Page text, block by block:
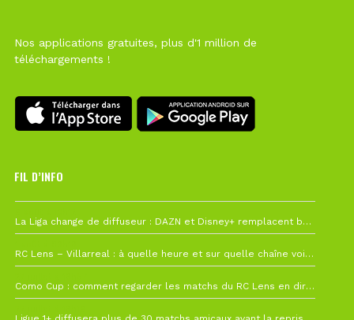
Nos applications gratuites, plus d'1 million de
téléchargements !
FIL D’INFO
La Liga change de diffuseur : DAZN et Disney+ remplacent beIN Sports !
RC Lens – Villarreal : à quelle heure et sur quelle chaîne voir la finale de la Como Cup ?
Como Cup : comment regarder les matchs du RC Lens en direct ?